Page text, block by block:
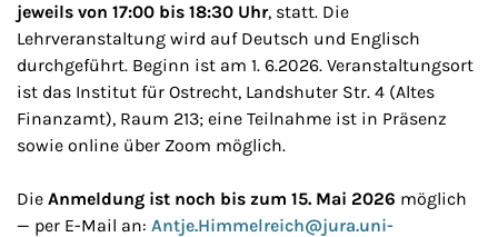
jeweils von 17:00 bis 18:30 Uhr, statt. Die
Lehrveranstaltung wird auf Deutsch und Englisch
durchgeführt. Beginn ist am 1. 6.2026. Veranstaltungsort
ist das Institut für Ostrecht, Landshuter Str. 4 (Altes
Finanzamt), Raum 213; eine Teilnahme ist in Präsenz
sowie online über Zoom möglich.
Die Anmeldung ist noch bis zum 15. Mai 2026 möglich
— per E-Mail an: Antje.Himmelreich@jura.uni-